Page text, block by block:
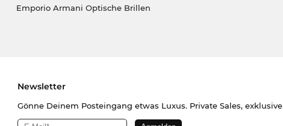
Emporio Armani Optische Brillen
Newsletter
Gönne Deinem Posteingang etwas Luxus. Private Sales,